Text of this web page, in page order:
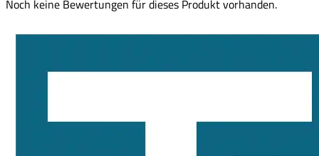
Noch keine Bewertungen für dieses Produkt vorhanden.